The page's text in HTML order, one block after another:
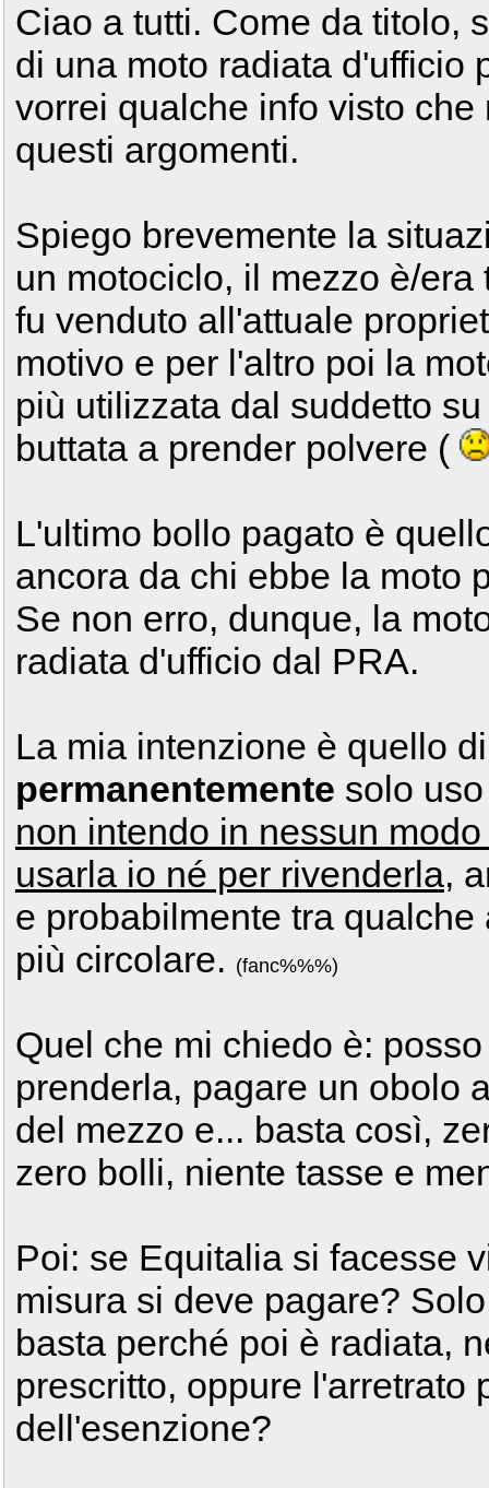
Ciao a tutti. Come da titolo,
di una moto radiata d'ufficio
vorrei qualche info visto
questi argomenti.
Spiego brevemente la
un motociclo, il mezzo è/
fu venduto all'attuale
motivo e per l'altro poi la
più utilizzata dal suddetto
buttata a prender polvere (
L'ultimo bollo pagato è
ancora da chi ebbe la moto
Se non erro, dunque, la
radiata d'ufficio dal PRA.
La mia intenzione è quello
permanentemente solo
non intendo in nessun
usarla io né per rivenderla,
e probabilmente tra
più circolare. (fanc%%%)
Quel che mi chiedo è:
prenderla, pagare un obolo
del mezzo e... basta così,
zero bolli, niente tasse e
Poi: se Equitalia si facesse
misura si deve pagare?
basta perché poi è radiata,
prescritto, oppure l'arretrato
dell'esenzione?